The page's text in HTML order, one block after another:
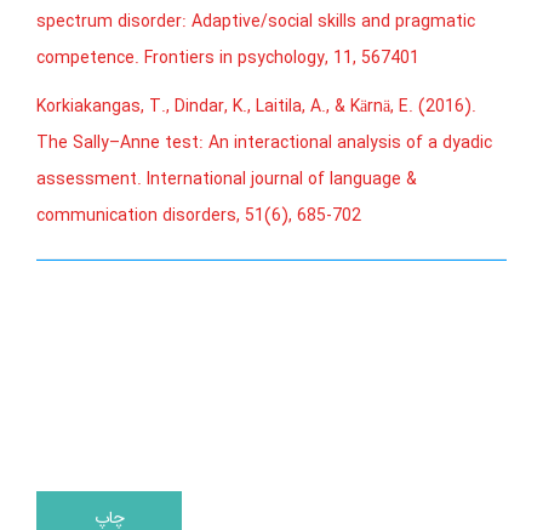
spectrum disorder: Adaptive/social skills and pragmatic
competence. Frontiers in psychology, 11, 567401
Korkiakangas, T., Dindar, K., Laitila, A., & Kärnä, E. (2016).
The Sally–Anne test: An interactional analysis of a dyadic
assessment. International journal of language &
communication disorders, 51(6), 685-702